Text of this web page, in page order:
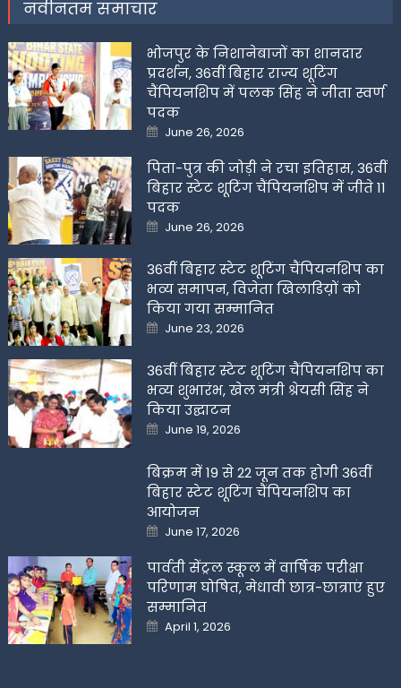
नवीनतम समाचार
भोजपुर के निशानेबाजों का शानदार
प्रदर्शन, 36वीं बिहार राज्य शूटिंग
चैंपियनशिप में पलक सिंह ने जीता स्वर्ण
पदक
Posted
on
June 26, 2026
पिता-पुत्र की जोड़ी ने रचा इतिहास, 36वीं
बिहार स्टेट शूटिंग चैंपियनशिप में जीते 11
पदक
Posted
on
June 26, 2026
36वीं बिहार स्टेट शूटिंग चैंपियनशिप का
भव्य समापन, विजेता खिलाडिय़ों को
किया गया सम्मानित
Posted
on
June 23, 2026
36वीं बिहार स्टेट शूटिंग चैंपियनशिप का
भव्य शुभारंभ, खेल मंत्री श्रेयसी सिंह ने
किया उद्घाटन
Posted
on
June 19, 2026
बिक्रम में 19 से 22 जून तक होगी 36वीं
बिहार स्टेट शूटिंग चैंपियनशिप का
आयोजन
Posted
on
June 17, 2026
पार्वती सेंट्रल स्कूल में वार्षिक परीक्षा
परिणाम घोषित, मेधावी छात्र-छात्राएं हुए
सम्मानित
Posted
on
April 1, 2026